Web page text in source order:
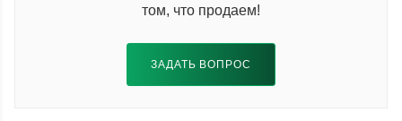
том, что продаем!
ЗАДАТЬ ВОПРОС